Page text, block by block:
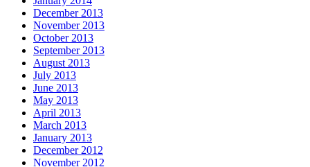
December 2013
November 2013
October 2013
September 2013
August 2013
July 2013
June 2013
May 2013
April 2013
March 2013
January 2013
December 2012
November 2012